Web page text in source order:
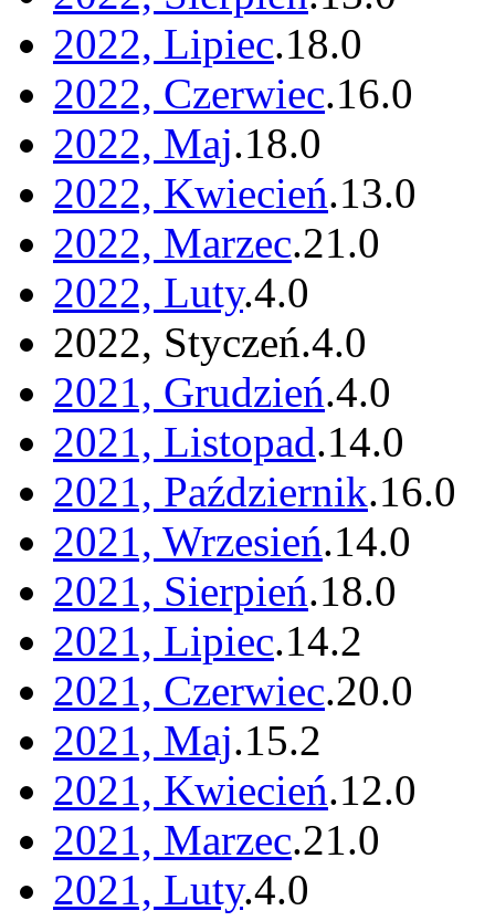
2022, Lipiec.18.0
2022, Czerwiec.16.0
2022, Maj.18.0
2022, Kwiecień.13.0
2022, Marzec.21.0
2022, Luty.4.0
2022, Styczeń.4.0
2021, Grudzień.4.0
2021, Listopad.14.0
2021, Październik.16.0
2021, Wrzesień.14.0
2021, Sierpień.18.0
2021, Lipiec.14.2
2021, Czerwiec.20.0
2021, Maj.15.2
2021, Kwiecień.12.0
2021, Marzec.21.0
2021, Luty.4.0